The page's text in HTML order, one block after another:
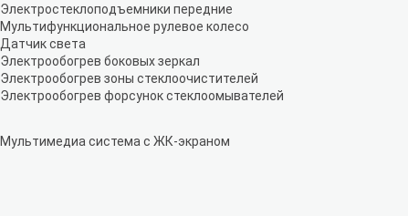
Электростеклоподъемники передние
Мультифункциональное рулевое колесо
Датчик света
Электрообогрев боковых зеркал
Электрообогрев зоны стеклоочистителей
Электрообогрев форсунок стеклоомывателей
Мультимедиа система с ЖК-экраном